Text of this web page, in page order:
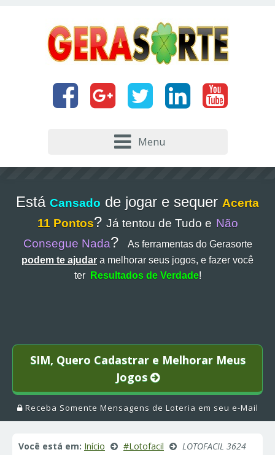
Menu
Está Cansado de jogar e sequer Acerta
11 Pontos? Já tentou de Tudo e Não
Consegue Nada?
As ferramentas do Gerasorte
podem te ajudar a melhorar seus jogos, e fazer você
ter
Resultados de Verdade!
SIM, Quero Cadastrar e Melhorar Meus
Jogos
Receba Somente Mensagens de Loteria em seu e-Mail
Você está em: Início #Lotofacil
LOTOFACIL 3624